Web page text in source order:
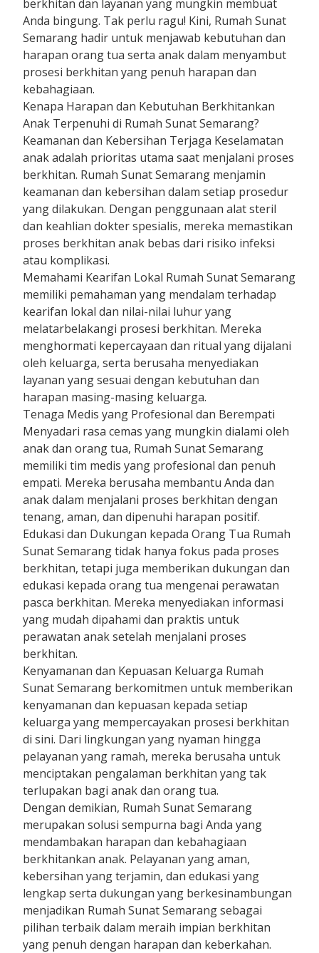
berkhitan dan layanan yang mungkin membuat
Anda bingung. Tak perlu ragu! Kini, Rumah Sunat
Semarang hadir untuk menjawab kebutuhan dan
harapan orang tua serta anak dalam menyambut
prosesi berkhitan yang penuh harapan dan
kebahagiaan.
Kenapa Harapan dan Kebutuhan Berkhitankan
Anak Terpenuhi di Rumah Sunat Semarang?
Keamanan dan Kebersihan Terjaga Keselamatan
anak adalah prioritas utama saat menjalani proses
berkhitan. Rumah Sunat Semarang menjamin
keamanan dan kebersihan dalam setiap prosedur
yang dilakukan. Dengan penggunaan alat steril
dan keahlian dokter spesialis, mereka memastikan
proses berkhitan anak bebas dari risiko infeksi
atau komplikasi.
Memahami Kearifan Lokal Rumah Sunat Semarang
memiliki pemahaman yang mendalam terhadap
kearifan lokal dan nilai-nilai luhur yang
melatarbelakangi prosesi berkhitan. Mereka
menghormati kepercayaan dan ritual yang dijalani
oleh keluarga, serta berusaha menyediakan
layanan yang sesuai dengan kebutuhan dan
harapan masing-masing keluarga.
Tenaga Medis yang Profesional dan Berempati
Menyadari rasa cemas yang mungkin dialami oleh
anak dan orang tua, Rumah Sunat Semarang
memiliki tim medis yang profesional dan penuh
empati. Mereka berusaha membantu Anda dan
anak dalam menjalani proses berkhitan dengan
tenang, aman, dan dipenuhi harapan positif.
Edukasi dan Dukungan kepada Orang Tua Rumah
Sunat Semarang tidak hanya fokus pada proses
berkhitan, tetapi juga memberikan dukungan dan
edukasi kepada orang tua mengenai perawatan
pasca berkhitan. Mereka menyediakan informasi
yang mudah dipahami dan praktis untuk
perawatan anak setelah menjalani proses
berkhitan.
Kenyamanan dan Kepuasan Keluarga Rumah
Sunat Semarang berkomitmen untuk memberikan
kenyamanan dan kepuasan kepada setiap
keluarga yang mempercayakan prosesi berkhitan
di sini. Dari lingkungan yang nyaman hingga
pelayanan yang ramah, mereka berusaha untuk
menciptakan pengalaman berkhitan yang tak
terlupakan bagi anak dan orang tua.
Dengan demikian, Rumah Sunat Semarang
merupakan solusi sempurna bagi Anda yang
mendambakan harapan dan kebahagiaan
berkhitankan anak. Pelayanan yang aman,
kebersihan yang terjamin, dan edukasi yang
lengkap serta dukungan yang berkesinambungan
menjadikan Rumah Sunat Semarang sebagai
pilihan terbaik dalam meraih impian berkhitan
yang penuh dengan harapan dan keberkahan.